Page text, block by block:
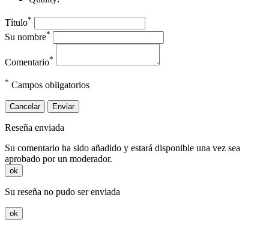
Título*
Su nombre*
Comentario*
* Campos obligatorios
Cancelar Enviar
Reseña enviada
Su comentario ha sido añadido y estará disponible una vez sea
aprobado por un moderador.
ok
Su reseña no pudo ser enviada
ok